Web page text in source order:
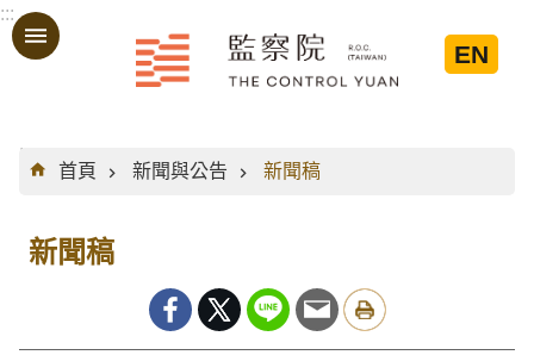
跳到主要內容區塊
:::
EN
:::
首頁
新聞與公告 新聞稿
新聞稿